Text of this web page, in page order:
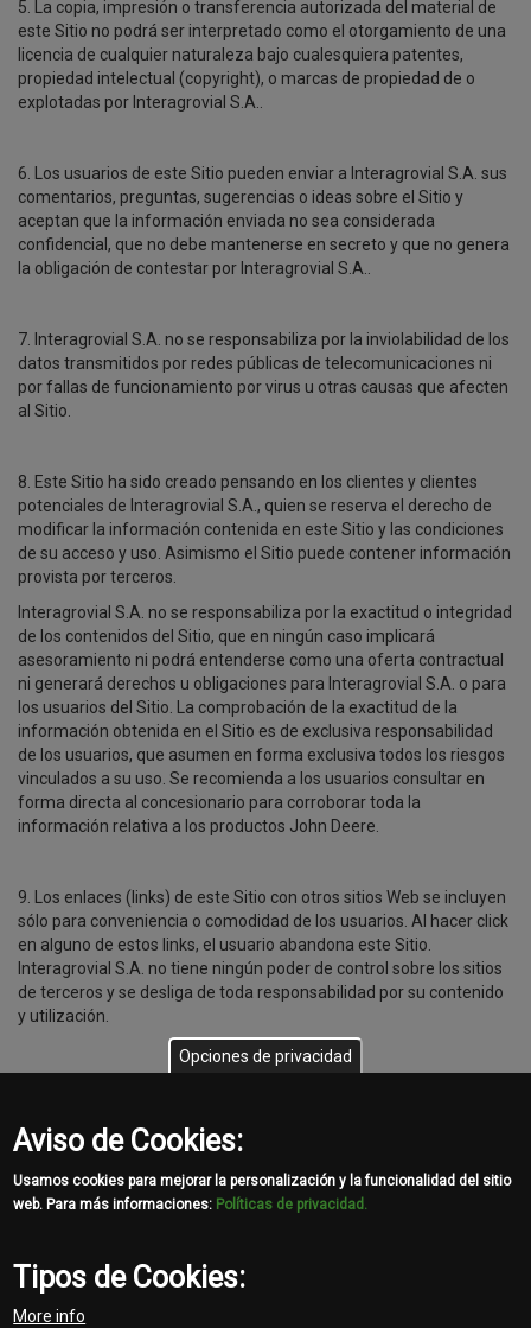
5. La copia, impresión o transferencia autorizada del material de
este Sitio no podrá ser interpretado como el otorgamiento de una
licencia de cualquier naturaleza bajo cualesquiera patentes,
propiedad intelectual (copyright), o marcas de propiedad de o
explotadas por Interagrovial S.A..
6. Los usuarios de este Sitio pueden enviar a Interagrovial S.A. sus
comentarios, preguntas, sugerencias o ideas sobre el Sitio y
aceptan que la información enviada no sea considerada
confidencial, que no debe mantenerse en secreto y que no genera
la obligación de contestar por Interagrovial S.A..
7. Interagrovial S.A. no se responsabiliza por la inviolabilidad de los
datos transmitidos por redes públicas de telecomunicaciones ni
por fallas de funcionamiento por virus u otras causas que afecten
al Sitio.
8. Este Sitio ha sido creado pensando en los clientes y clientes
potenciales de Interagrovial S.A., quien se reserva el derecho de
modificar la información contenida en este Sitio y las condiciones
de su acceso y uso. Asimismo el Sitio puede contener información
provista por terceros.
Interagrovial S.A. no se responsabiliza por la exactitud o integridad
de los contenidos del Sitio, que en ningún caso implicará
asesoramiento ni podrá entenderse como una oferta contractual
ni generará derechos u obligaciones para Interagrovial S.A. o para
los usuarios del Sitio. La comprobación de la exactitud de la
información obtenida en el Sitio es de exclusiva responsabilidad
de los usuarios, que asumen en forma exclusiva todos los riesgos
vinculados a su uso. Se recomienda a los usuarios consultar en
forma directa al concesionario para corroborar toda la
información relativa a los productos John Deere.
9. Los enlaces (links) de este Sitio con otros sitios Web se incluyen
sólo para conveniencia o comodidad de los usuarios. Al hacer click
en alguno de estos links, el usuario abandona este Sitio.
Interagrovial S.A. no tiene ningún poder de control sobre los sitios
de terceros y se desliga de toda responsabilidad por su contenido
y utilización.
transmitir, información contraria a la ley o en perjuicio de terceros.
11. El símbolo del ciervo que salta, los colores verde y amarillo
propios de la marca y el nombre John Deere, son marcas
Share
Opciones de privacidad
Aviso de Cookies:
Usamos cookies para mejorar la personalización y la funcionalidad del sitio
web. Para más informaciones: Políticas de privacidad.
Tipos de Cookies:
More info